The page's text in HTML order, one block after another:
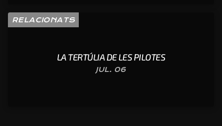
RELACIONATS
LA TERTÚLIA DE LES PILOTES
JUL. 06